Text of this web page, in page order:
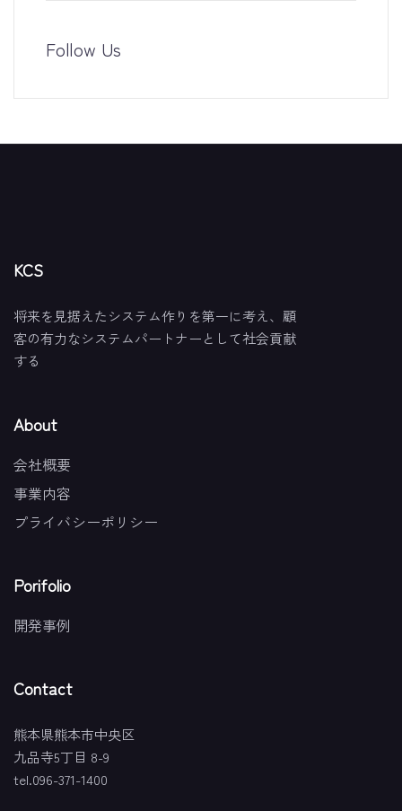
Follow Us
KCS
将来を見据えたシステム作りを第一に考え、顧
客の有力なシステムパートナーとして社会貢献
する
About
会社概要
事業内容
プライバシーポリシー
Porifolio
開発事例
Contact
熊本県熊本市中央区
九品寺5丁目 8-9
tel.096-371-1400